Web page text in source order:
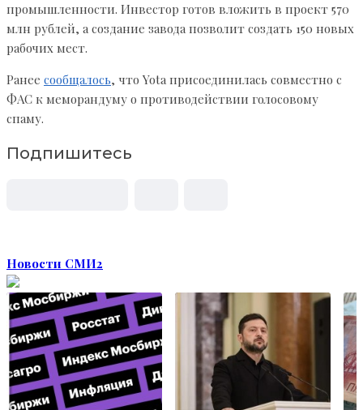
промышленности. Инвестор готов вложить в проект 570
млн рублей, а создание завода позволит создать 150 новых
рабочих мест.
Ранее сообщалось, что Yota присоединилась совместно с
ФАС к меморандуму о противодействии голосовому
спаму.
Подпишитесь
Новости СМИ2